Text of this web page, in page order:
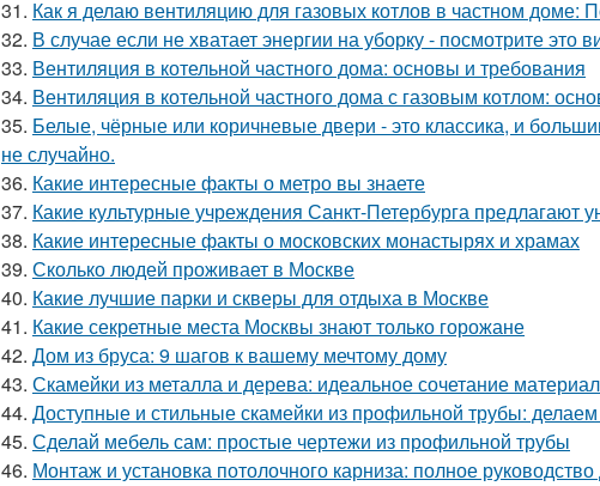
31. Как я делаю вентиляцию для газовых котлов в частном доме:
32. В случае если не хватает энергии на уборку - посмотрите это
33. Вентиляция в котельной частного дома: основы и требования
34. Вентиляция в котельной частного дома с газовым котлом:
35. Белые, чёрные или коричневые двери - это классика, и
не случайно.
36. Какие интересные факты о метро вы знаете
37. Какие культурные учреждения Санкт-Петербурга предлагают
38. Какие интересные факты о московских монастырях и храмах
39. Сколько людей проживает в Москве
40. Какие лучшие парки и скверы для отдыха в Москве
41. Какие секретные места Москвы знают только горожане
42. Дом из бруса: 9 шагов к вашему мечтому дому
43. Скамейки из металла и дерева: идеальное сочетание
44. Доступные и стильные скамейки из профильной трубы:
45. Сделай мебель сам: простые чертежи из профильной трубы
46. Монтаж и установка потолочного карниза: полное